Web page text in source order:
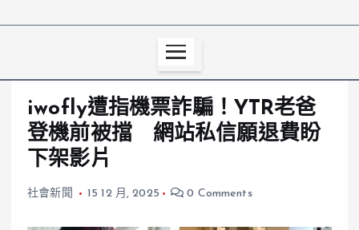
iwofly遭指機票詐騙！YTR老爸
登機前被擋 網站私信願退費盼
下架影片
社會新聞 15 12 月, 2025 0 Comments